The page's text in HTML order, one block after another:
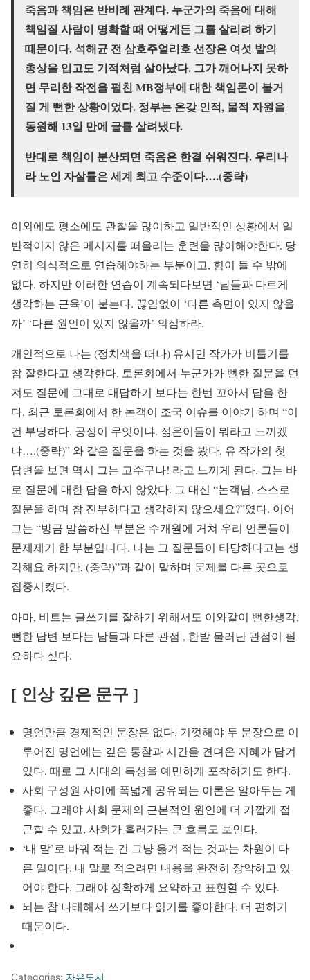
죽음과 책임은 반비례 관계다. 누군가의 죽음에 대해
책임질 사람이 명확할 때 어떻게든 그를 살리려 하기
때문이다. 석해균 전 삼호주얼리호 선장은 여섯 발의
총상을 입고도 기적처럼 살아났다. 그가 깨어나지 못하
면 무리한 작전을 펼친 MB정부에 대한 책임론이 불거
질 게 뻔한 상황이었다. 정부는 온갖 인적, 물적 자원을
동원해 13일 만에 글를 살려냈다.
반대로 책임이 분산되면 죽음은 한결 쉬워진다. 우리나
라 노인 자살률은 세계 최고 수준이다….(중략)
이외에도 평소에도 관찰을 많이하고 일반적인 상황에서 일
반적이지 않은 메시지를 떠올리는 훈련을 많이해야한다. 당
연히 의식적으로 연습해야하는 부분이고, 힘이 들 수 밖에
없다. 하지만 이러한 연습이 계속되다보면 ‘남들과 다르게
생각하는 근육’이 붙는다. 끊임없이 ‘다른 측면이 있지 않을
까’ ‘다른 원인이 있지 않을까’ 의심하라.
개인적으로 나는 (정치색을 떠나) 유시민 작가가 비틀기를
참 잘한다고 생각한다. 토론회에서 누군가가 뻔한 질문을 던
져도 질문에 그대로 대답하기 보다는 한번 꼬아서 답을 한
다. 최근 토론회에서 한 논객이 조국 이슈를 이야기 하며 “이
건 부당하다. 공정이 무엇이냐. 젊은이들이 뭐라고 느끼겠
냐….(중략)” 와 같은 질문을 하는 것을 봤다. 유 작가의 첫
답변을 보면 역시 그는 고수구나! 라고 느끼게 된다. 그는 바
로 질문에 대한 답을 하지 않았다. 그 대신 “논객님, 스스로
질문을 하며 참 진부하다고 생각하지 않으세요?”였다. 이어
그는 “방금 말씀하신 부분은 수개월에 거쳐 우리 언론들이
문제제기 한 부분입니다. 나는 그 질문들이 타당하다고는 생
각해요 하지만, (중략)”과 같이 말하며 문제를 다른 곳으로
집중시켰다.
아마, 비트는 글쓰기를 잘하기 위해서도 이와같이 뻔한생각,
뻔한 답변 보다는 남들과 다른 관점 , 한발 물러난 관점이 필
요하다 싶다.
[ 인상 깊은 문구 ]
명언만큼 경제적인 문장은 없다. 기껏해야 두 문장으로 이
루어진 명언에는 깊은 통찰과 시간을 견뎌온 지혜가 담겨
있다. 때로 그 시대의 특성을 예민하게 포착하기도 한다.
사회 구성원 사이에 폭넓게 공유되는 이론은 알아두는 게
좋다. 그래야 사회 문제의 근본적인 원인에 더 가깝게 접
근할 수 있고, 사회가 흘러가는 큰 흐름도 보인다.
‘내 말’로 바꿔 적는 건 그냥 옮겨 적는 것과는 차원이 다
른 일이다. 내 말로 적으려면 내용을 완전히 장악하고 있
어야 한다. 그래야 정확하게 요약하고 표현할 수 있다.
뇌는 참 나태해서 쓰기보다 읽기를 좋아한다. 더 편하기
때문이다.
Categories: 자유도서